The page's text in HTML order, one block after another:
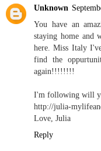
Unknown
You have an
staying home and
here. Miss Italy
find the
again!!!!!!!!
I'm following will
http://julia-
Love, Julia
Reply